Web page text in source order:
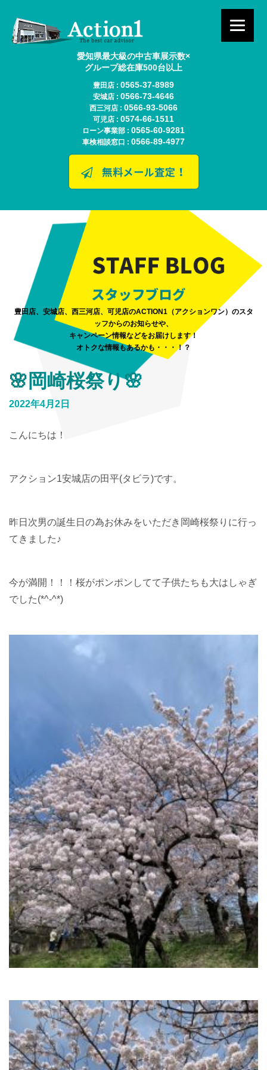
愛知県最大級の中古車展示数×
グループ総在庫500台以上
豊田店 : 0565-37-8989
安城店 : 0566-73-4646
西三河店 : 0566-93-5066
可児店 : 0574-66-1511
ローン事業部 : 0565-60-9281
車検相談窓口 : 0566-89-4977
豊田店、安城店、西三河店、可児店のACTION1（アクションワン）のスタ
ッフからのお知らせや、
キャンペーン情報などをお届けします！
オトクな情報もあるかも・・・！？
🌸岡崎桜祭り🌸
2022年4月2日
こんにちは！
アクション1安城店の田平(タビラ)です。
昨日次男の誕生日の為お休みをいただき岡崎桜祭りに行っ
てきました♪
今が満開！！！桜がポンポンしてて子供たちも大はしゃぎ
でした(*^-^*)